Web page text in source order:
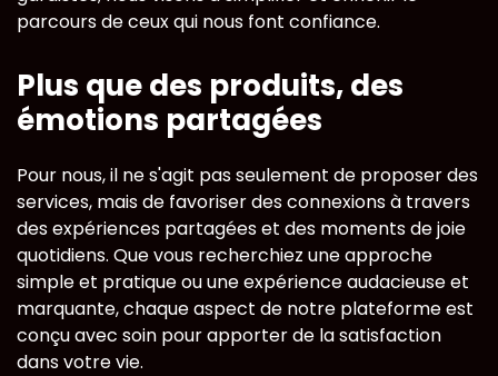
parcours de ceux qui nous font confiance.
Plus que des produits, des
émotions partagées
Pour nous, il ne s'agit pas seulement de proposer des
services, mais de favoriser des connexions à travers
des expériences partagées et des moments de joie
quotidiens. Que vous recherchiez une approche
simple et pratique ou une expérience audacieuse et
marquante, chaque aspect de notre plateforme est
conçu avec soin pour apporter de la satisfaction
dans votre vie.